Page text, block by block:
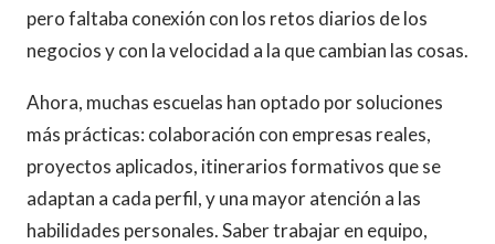
pero faltaba conexión con los retos diarios de los
negocios y con la velocidad a la que cambian las cosas.
Ahora, muchas escuelas han optado por soluciones
más prácticas: colaboración con empresas reales,
proyectos aplicados, itinerarios formativos que se
adaptan a cada perfil, y una mayor atención a las
habilidades personales. Saber trabajar en equipo,